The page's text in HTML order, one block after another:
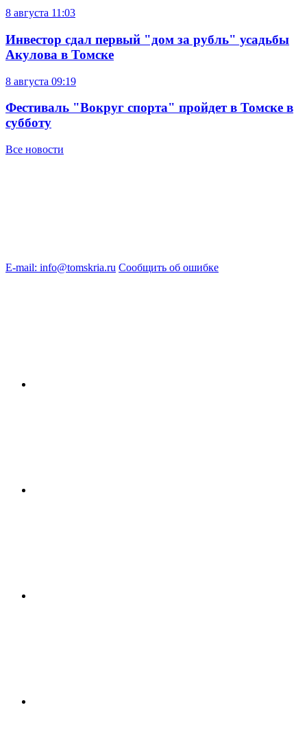
8 августа 11:03
Инвестор сдал первый "дом за рубль" усадьбы
Акулова в Томске
8 августа 09:19
Фестиваль "Вокруг спорта" пройдет в Томске в
субботу
Все новости
E-mail: info@tomskria.ru Сообщить об ошибке